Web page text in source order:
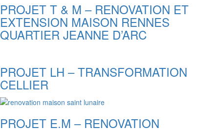
PROJET T & M – RENOVATION ET
EXTENSION MAISON RENNES
QUARTIER JEANNE D’ARC
PROJET LH – TRANSFORMATION
CELLIER
PROJET E.M – RENOVATION